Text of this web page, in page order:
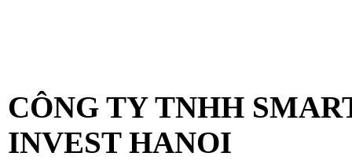
CÔNG TY TNHH
INVEST HANOI